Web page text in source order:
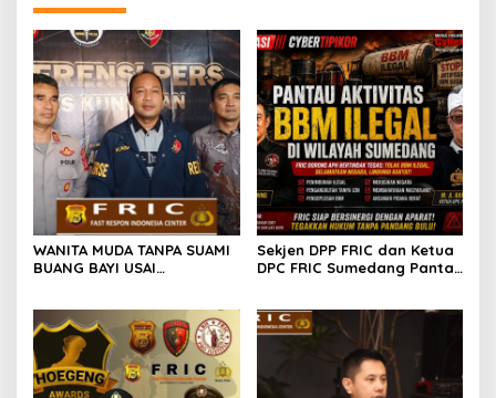
WANITA MUDA TANPA SUAMI
BUANG BAYI USAI
Sekjen DPP FRIC dan Ketua
DPC FRIC Sumedang Pantau
Sumedang, Minta APH
Bertindak Tegas